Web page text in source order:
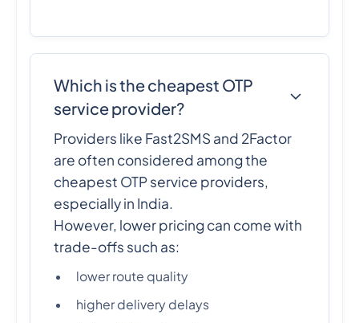
Which is the cheapest OTP
service provider?
Providers like Fast2SMS and 2Factor
are often considered among the
cheapest OTP service providers,
especially in India.
However, lower pricing can come with
trade-offs such as:
lower route quality
higher delivery delays